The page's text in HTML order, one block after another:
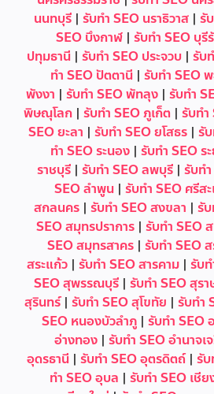
นนทบุรี| รับทำ SEO นราธิวาส| รั
SEO บึงกาฬ| รับทำ SEO บุรี
ปทุมธานี| รับทำ SEO ประจวบ| รับ
ทำ SEO ปัตตานี| รับทำ SEO พ
พังงา | รับทำ SEO พัทลุง| รับทำ
พิษณุโลก | รับทำ SEO ภูเก็ต | รับทำ
SEO ยะลา | รับทำ SEO ยโสธร| รั
ทำ SEO ระนอง | รับทำ SEO ร
ราชบุรี| รับทำ SEO ลพบุรี| รับท
SEO ลำพูน| รับทำ SEO ศรีส
สกลนคร| รับทำ SEO สงขลา | รั
SEO สมุทรปราการ | รับทำ SEO
SEO สมุทรสาคร | รับทำ SEO
สระแก้ว | รับทำ SEO สารคาม | รับ
SEO สุพรรณบุรี| รับทำ SEO สุร
สุรินทร์| รับทำ SEO สุโขทัย | รับทำ
SEO หนองบัวลำภู| รับทำ SEO
อ่างทอง| รับทำ SEO อำนาจเ
อุดรธานี | รับทำ SEO อุตรดิตถ์| รั
ทำ SEO อุบล | รับทำ SEO เชีย